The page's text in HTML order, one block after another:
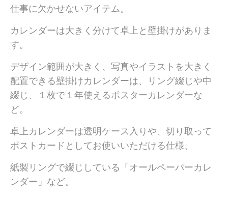
仕事に欠かせないアイテム。
カレンダーは大きく分けて卓上と壁掛けがありま
す。
デザイン範囲が大きく、写真やイラストを大きく
配置できる壁掛けカレンダーは、リング綴じや中
綴じ、１枚で１年使えるポスターカレンダーな
ど。
卓上カレンダーは透明ケース入りや、切り取って
ポストカードとしてお使いいただける仕様、
紙製リングで綴じしている「オールペーパーカレ
ンダー」など。